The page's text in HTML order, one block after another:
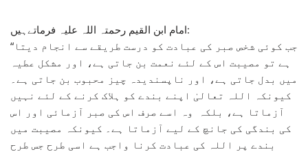
امام ابن القیم رحمتہ اللہ علیہ فرماتےہیں:
“جب کوئی شخص صبر کی عبادت کو درست طریقے سے انجام دیتا
ہے تو مصیبت اس کے لئے نعمت بن جاتی ہے، اور مشکل عطیہ
میں بدل جاتی ہے، اور ناپسندیدہ چیز محبوب بن جاتی ہے۔
کیونکہ اللہ تعالیٰ اپنے بندے کو ہلاک کرنے کے لئے نہیں
آزماتا ہے، بلکہ وہ اسے صرف اس کی صبر آزمائی اور اس
کی بندگی کی جانچ کے لیے آزماتا ہے۔ کیونکہ مصیبت میں
بندے پر اللہ کی عبادت کرنا واجب ہے اسی طرح جس طرح